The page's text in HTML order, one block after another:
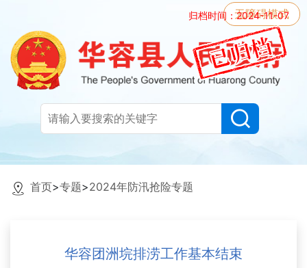
归档时间：2024-11-07
无障碍模式
首页>专题>2024年防汛抢险专题
华容团洲垸排涝工作基本结束